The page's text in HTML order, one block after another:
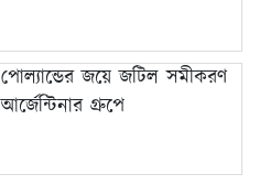
পোল্যান্ডের জয়ে জটিল সমীকরণ
আর্জেন্টিনার গ্রুপে